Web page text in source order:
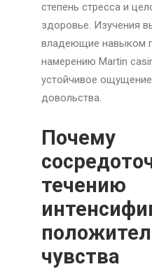
степень стресса и
здоровье. Изучения
владеющие навыком
намерению Martin
устойчивое
довольства.
Почему
течению
чувства